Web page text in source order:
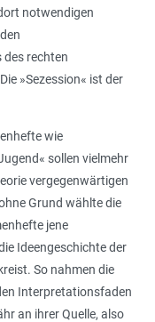
notwendigen
rechten
»Sezession« ist der
wie
sollen vielmehr
vergegenwärtigen
Grund wählte die
jene
Ideengeschichte der
So nahmen die
Interpretationsfaden
an ihrer Quelle, also